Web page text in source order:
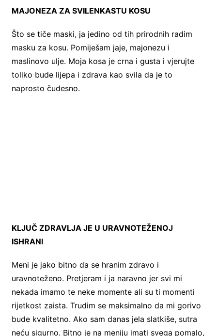
MAJONEZA ZA SVILENKASTU KOSU
Što se tiče maski, ja jedino od tih prirodnih radim
masku za kosu. Pomiješam jaje, majonezu i
maslinovo ulje. Moja kosa je crna i gusta i vjerujte
toliko bude lijepa i zdrava kao svila da je to
naprosto čudesno.
KLJUČ ZDRAVLJA JE U URAVNOTEŽENOJ
ISHRANI
Meni je jako bitno da se hranim zdravo i
uravnoteženo. Pretjeram i ja naravno jer svi mi
nekada imamo te neke momente ali su ti momenti
rijetkost zaista. Trudim se maksimalno da mi gorivo
bude kvalitetno. Ako sam danas jela slatkiše, sutra
neću sigurno. Bitno je na meniju imati svega pomalo,